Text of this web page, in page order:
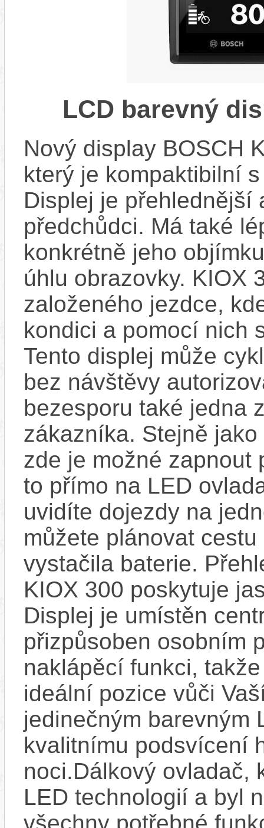
LCD barevný
Nový display BOSCH
který je kompaktibilní
Displej je přehlednější
předchůdci. Má také
konkrétně jeho
úhlu obrazovky. KIOX
založeného jezdce,
kondici a pomocí nich
Tento displej může
bez návštěvy
bezesporu také jedna
zákazníka. Stejně
zde je možné zapnout
to přímo na LED
uvidíte dojezdy na
můžete plánovat
vystačila baterie.
KIOX 300 poskytuje
Displej je umístěn
přizpůsoben osobním
naklápěcí funkci,
ideální pozice vůči
jedinečným barevným
kvalitnímu podsvícení
noci.Dálkový ovladač,
LED technologií a byl
všechny potřebné